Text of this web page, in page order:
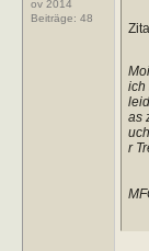
ov 2014
Beiträge: 48
ich
as
r